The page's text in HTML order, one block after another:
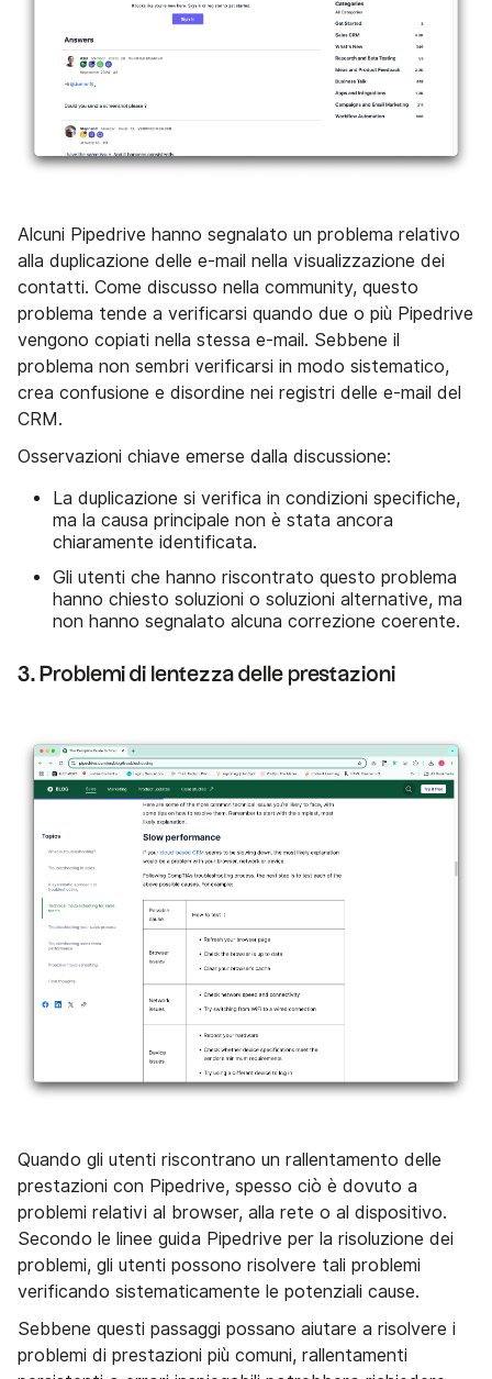
Alcuni Pipedrive hanno segnalato un problema relativo
alla duplicazione delle e-mail nella visualizzazione dei
contatti. Come discusso nella community, questo
problema tende a verificarsi quando due o più Pipedrive
vengono copiati nella stessa e-mail. Sebbene il
problema non sembri verificarsi in modo sistematico,
crea confusione e disordine nei registri delle e-mail del
CRM.
Osservazioni chiave emerse dalla discussione:
La duplicazione si verifica in condizioni specifiche,
ma la causa principale non è stata ancora
chiaramente identificata.
Gli utenti che hanno riscontrato questo problema
hanno chiesto soluzioni o soluzioni alternative, ma
non hanno segnalato alcuna correzione coerente.
3. Problemi di lentezza delle prestazioni
Quando gli utenti riscontrano un rallentamento delle
prestazioni con Pipedrive, spesso ciò è dovuto a
problemi relativi al browser, alla rete o al dispositivo.
Secondo le linee guida Pipedrive per la risoluzione dei
problemi, gli utenti possono risolvere tali problemi
verificando sistematicamente le potenziali cause.
Sebbene questi passaggi possano aiutare a risolvere i
problemi di prestazioni più comuni, rallentamenti